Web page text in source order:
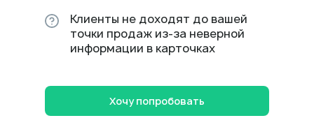
Хочу попробовать
Клиенты не доходят до вашей
точки продаж из-за неверной
информации в карточках